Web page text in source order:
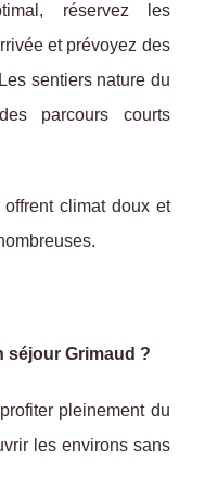
réservez les
et prévoyez des
sentiers nature du
parcours courts
climat doux et
séjour Grimaud ?
pleinement du
les environs sans